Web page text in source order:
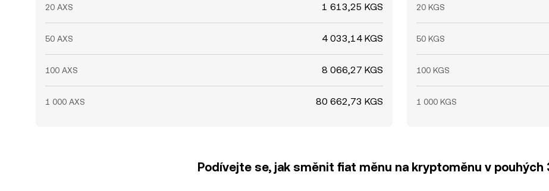
20 AXS 1 613,25 KGS
50 AXS 4 033,14 KGS
100 AXS 8 066,27 KGS
1 000 AXS 80 662,73 KGS
20 KGS
50 KGS
100 KGS
1 000 KGS
Podívejte se, jak směnit fiat měnu na kryptoměnu v pouhých